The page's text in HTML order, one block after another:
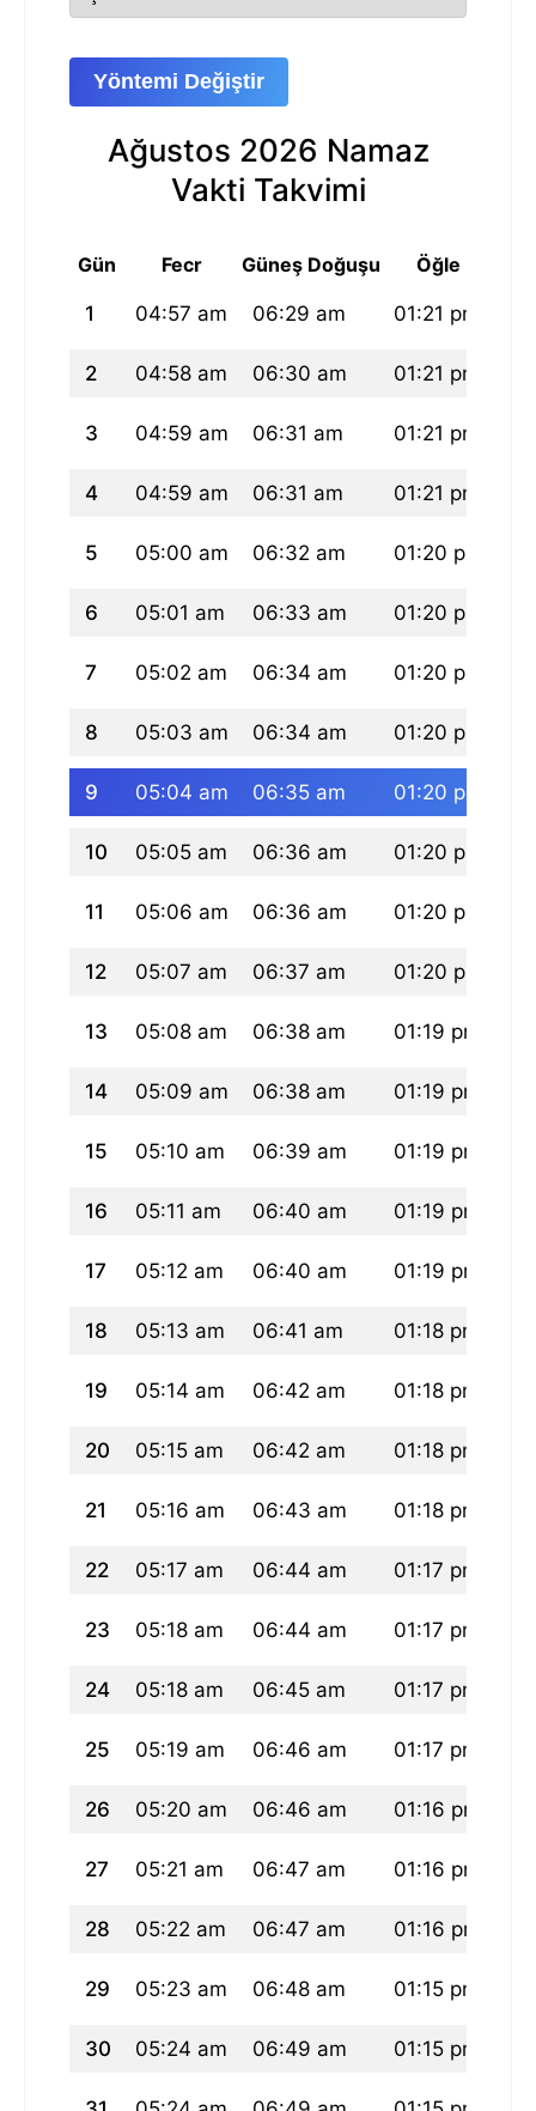
Yöntemi Değiştir
Ağustos 2026 Namaz
Vakti Takvimi
Gün Fecr Güneş Doğuşu Öğle
1 04:57 am 06:29 am 01:21 pm
2 04:58 am 06:30 am 01:21 pm
3 04:59 am 06:31 am 01:21 pm
4 04:59 am 06:31 am 01:21 pm
5 05:00 am 06:32 am 01:20 pm
6 05:01 am 06:33 am 01:20 pm
7 05:02 am 06:34 am 01:20 pm
8 05:03 am 06:34 am 01:20 pm
9 05:04 am 06:35 am 01:20 pm
10 05:05 am 06:36 am 01:20 pm
11 05:06 am 06:36 am 01:20 pm
12 05:07 am 06:37 am 01:20 pm
13 05:08 am 06:38 am 01:19 pm
14 05:09 am 06:38 am 01:19 pm
15 05:10 am 06:39 am 01:19 pm
16 05:11 am 06:40 am 01:19 pm
17 05:12 am 06:40 am 01:19 pm
18 05:13 am 06:41 am 01:18 pm
19 05:14 am 06:42 am 01:18 pm
20 05:15 am 06:42 am 01:18 pm
21 05:16 am 06:43 am 01:18 pm
22 05:17 am 06:44 am 01:17 pm
23 05:18 am 06:44 am 01:17 pm
24 05:18 am 06:45 am 01:17 pm
25 05:19 am 06:46 am 01:17 pm
26 05:20 am 06:46 am 01:16 pm
27 05:21 am 06:47 am 01:16 pm
28 05:22 am 06:47 am 01:16 pm
29 05:23 am 06:48 am 01:15 pm
30 05:24 am 06:49 am 01:15 pm